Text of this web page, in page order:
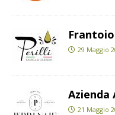
29 Maggio
Azienda
21 Maggio